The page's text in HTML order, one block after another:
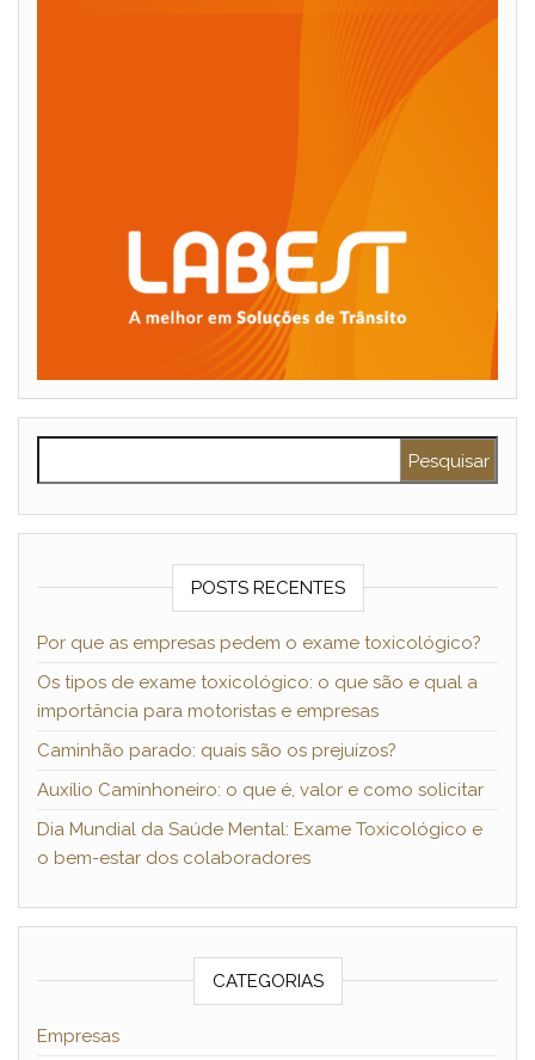
POSTS RECENTES
Por que as empresas pedem o exame toxicológico?
Os tipos de exame toxicológico: o que são e qual a
importância para motoristas e empresas
Caminhão parado: quais são os prejuízos?
Auxílio Caminhoneiro: o que é, valor e como solicitar
Dia Mundial da Saúde Mental: Exame Toxicológico e
o bem-estar dos colaboradores
CATEGORIAS
Empresas